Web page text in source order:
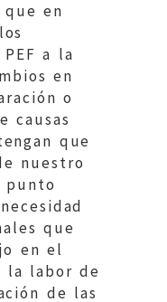
en
a la
en
o
causas
que
nuestro
punto
que
en el
la labor de
de las